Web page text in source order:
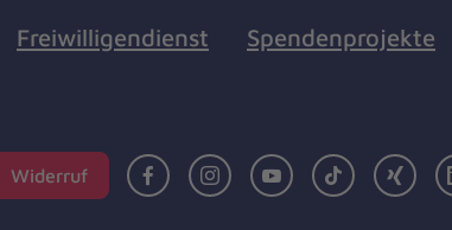
Freiwilligendienst
Spendenprojekte
FacebookInstagramYoutubeTikTok Xing
Widerruf